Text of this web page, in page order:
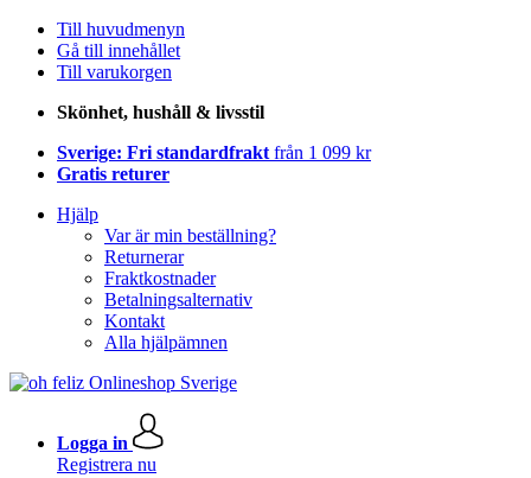
Till huvudmenyn
Gå till innehållet
Till varukorgen
Skönhet, hushåll & livsstil
Sverige: Fri standardfrakt från 1 099 kr
Gratis returer
Hjälp
Var är min beställning?
Returnerar
Fraktkostnader
Betalningsalternativ
Kontakt
Alla hjälpämnen
Logga in
Registrera nu